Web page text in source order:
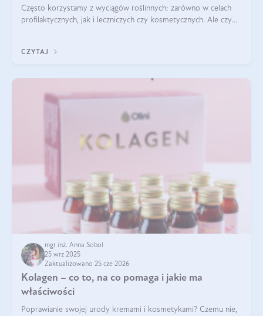
Często korzystamy z wyciągów roślinnych: zarówno w celach
profilaktycznych, jak i leczniczych czy kosmetycznych. Ale czy
CZYTAJ
mgr inż. Anna Sobol
25 wrz 2025
Zaktualizowano 25 cze 2026
Kolagen – co to, na co pomaga i jakie ma
właściwości
Poprawianie swojej urody kremami i kosmetykami? Czemu nie,